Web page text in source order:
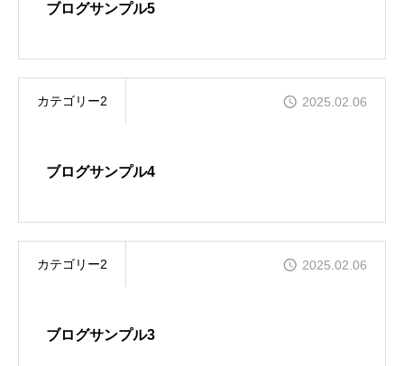
ブログサンプル5
カテゴリー2 2025.02.06
ブログサンプル4
カテゴリー2 2025.02.06
ブログサンプル3